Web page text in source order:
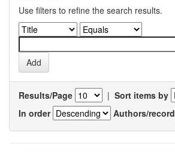
Use filters to refine the search results.
Results/Page | Sort items by
In order
Authors/record